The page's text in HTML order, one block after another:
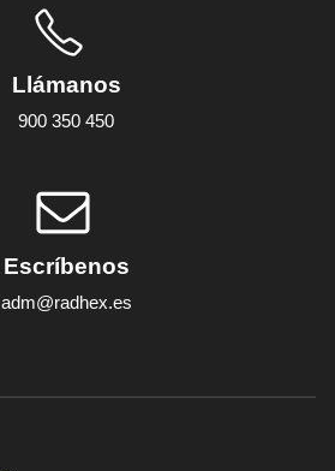
Llámanos
900 350 450
Escríbenos
adm@radhex.es